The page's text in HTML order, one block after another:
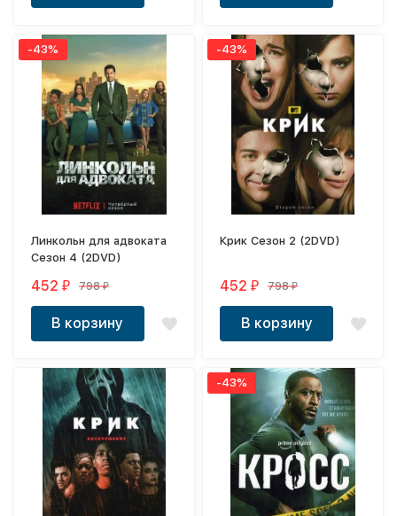
-43%
Линкольн для адвоката
Сезон 4 (2DVD)
452₽ 798₽
В корзину
-43%
Крик Сезон 2 (2DVD)
452₽ 798₽
В корзину
-43%